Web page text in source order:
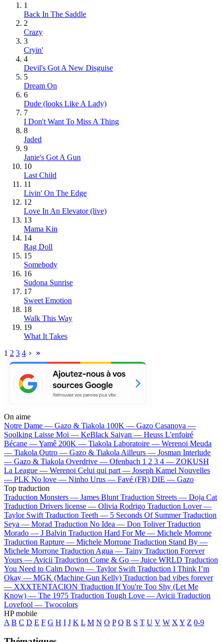
1
Back In The Saddle
2
Crazy
3
Cryin'
4
Devil's Got A New Disguise
5
Dream On
6
Dude (looks Like A Lady)
7
I Don't Want To Miss A Thing
8
Jaded
9
Janie's Got A Gun
10
Last Child
11
Livin' On The Edge
12
Love In An Elevator (live)
13
Mama Kin
14
Rag Doll
15
Somebody
16
Sudona Sunrise
17
Sweet Emotion
18
Walk This Way
19
What It Takes
1 2 3 4
On aime
Notre Dame — Gazo & Tiakola 100K — Gazo Casanova —
Soolking Laisse Moi — KeBlack Saiyan — Heuss L'enfoiré
Bécane —Yamê 200K — Tiakola Laboratoire — Werenoi Meuda
— Tiakola Outro — Gazo & Tiakola Ailleurs — Josman Interlude
— Gazo & Tiakola Overdrive — Ofenbach 1 2 3 4 — ZOKUSH
La League — Werenoi Celui qui part — Joseph Kamel Nouvelles
— PLK No love — Ninho Urus — Favé (FR) DIE — Gazo
Top traduction
Traduction Monsters — James Blunt Traduction Streets — Doja Cat
Traduction Drivers license — Olivia Rodrigo Traduction Lover —
Taylor Swift Traduction Teeth — 5 Seconds Of Summer Traduction
Seya — Morad Traduction No Idea — Don Toliver Traduction
Morado — J Balvin Traduction Hard For Me — Michele Morrone
Traduction Rapture — Michele Morrone Traduction Stand By —
Michele Morrone Traduction Agua — Tainy Traduction Forever
Yours — Avicii Traduction Come & Go — Juice WRLD Traduction
You Need to Calm Down — Taylor Swift Traduction I Think I’m
Okay — MGK (Machine Gun Kelly) Traduction bad vibes forever
— XXXTENTACION Traduction If You're Too Shy (Let Me
Know) — The 1975 Traduction Tough Love — Avicii Traduction
Lovefool — Twocolors
HP mobile
A B C D E F G H I J K L M N O P Q R S T U V W X Y Z 0-9